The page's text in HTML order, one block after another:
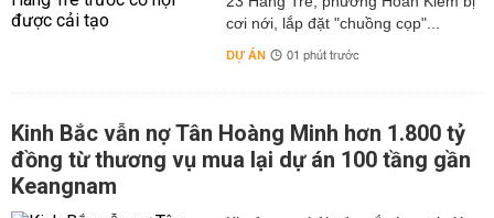
cơi nới, lắp đặt "chuồng cọp"...
DỰ ÁN 01 phút trước
Kinh Bắc vẫn nợ Tân Hoàng Minh hơn 1.800 tỷ
đồng từ thương vụ mua lại dự án 100 tầng gần
Keangnam